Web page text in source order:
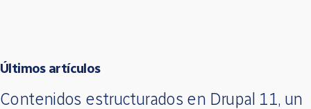
Últimos artículos
Contenidos estructurados en Drupal 11, un